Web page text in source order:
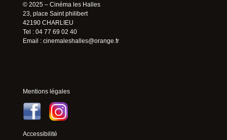
© 2025 – Cinéma les Halles
23, place Saint philibert
42190 CHARLIEU
Tel : 04 77 69 02 40
Email : cinemaleshalles@orange.fr
Mentions légales
Accessibilité